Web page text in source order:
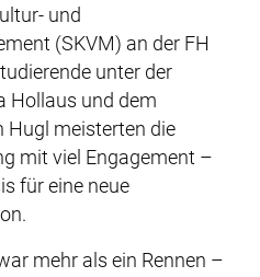
und
(SKVM) an der FH
unter der
Hollaus und dem
Hugl meisterten die
mit viel Engagement –
für eine neue
mehr als ein Rennen –